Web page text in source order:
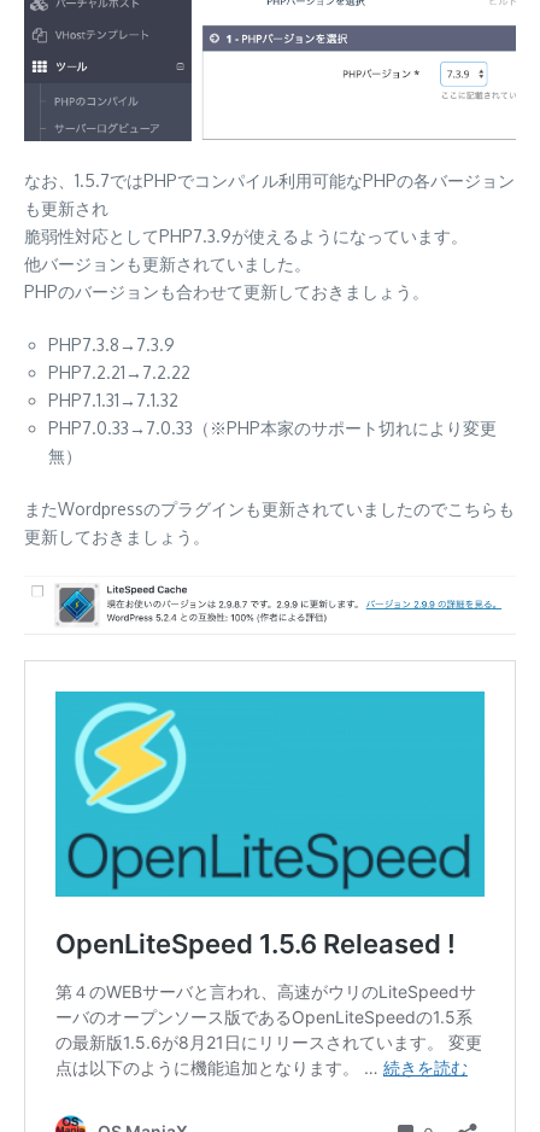
なお、1.5.7ではPHPでコンパイル利用可能なPHPの各バージョン
も更新され
脆弱性対応としてPHP7.3.9が使えるようになっています。
他バージョンも更新されていました。
PHPのバージョンも合わせて更新しておきましょう。
PHP7.3.8→7.3.9
PHP7.2.21→7.2.22
PHP7.1.31→7.1.32
PHP7.0.33→7.0.33（※PHP本家のサポート切れにより変更
無）
またWordpressのプラグインも更新されていましたのでこちらも
更新しておきましょう。